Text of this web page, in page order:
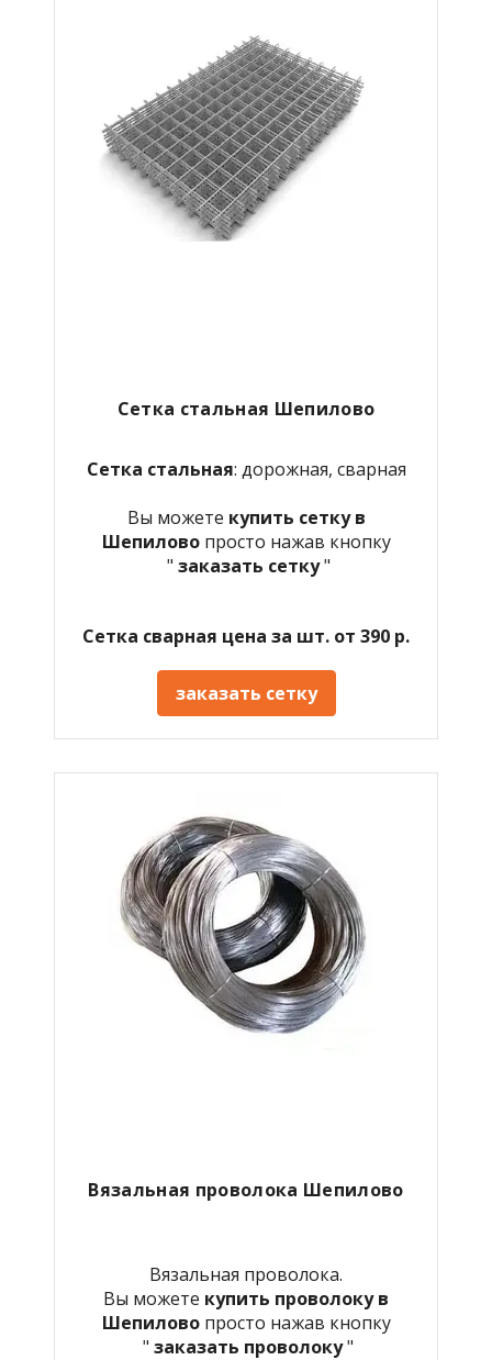
Сетка стальная Шепилово
Сетка стальная: дорожная, сварная
Вы можете купить сетку в
Шепилово просто нажав кнопку
" заказать сетку"
Сетка сварная цена за шт. от 390 р.
заказать сетку
Вязальная проволока Шепилово
Вязальная проволока.
Вы можете купить проволоку в
Шепилово просто нажав кнопку
" заказать проволоку"